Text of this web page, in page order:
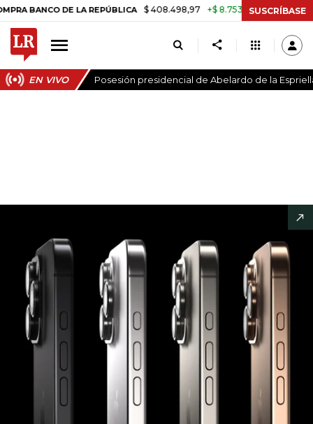
DE LA REPÚBLICA $ 408.498,97 +$ 8.753,81 +2,19% TASA DE
SUSCRÍBASE
EN VIVO Posesión presidencial de Abelardo de la